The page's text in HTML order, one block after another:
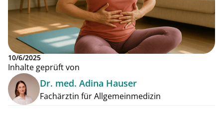
10/6/2025
Inhalte geprüft von
Dr. med. Adina Hauser
Fachärztin für Allgemeinmedizin